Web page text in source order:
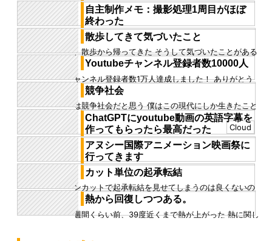
配布してほしいというようなご要望を頂きましたが、
個人的に進めているプロジェクトでもあり、完全公開
するわけにはいかないの...
自主制作メモ：撮影処理1周目がほぼ
終わった
自主制作メモの撮影処理がほぼ、1周終わった つま
り、映像に関するパイプライン構築が完了したという
ことになる ここからは最...
散歩してきて気づいたこと
今、散歩から帰ってきた そうして気づいたことがある
まず、僕の家は結構な田舎にある 20分ほど散歩してき
たが今日は誰とも...
Youtubeチャンネル登録者数10000人
チャンネル登録者数1万人達成しました！ ありがとう
ございます！ 最近はありがたいことに、お仕事をいた
だくようになり、更新...
競争社会
今は競争社会だと思う 僕はこの現代にしか生きたこと
がないが、そう思う 本当は競争社会というのは現代に
限ったことではないの...
ChatGPTにyoutube動画の英語字幕を
作ってもらったら最高だった
今日は線路ジェネレーターの説明動画の英語字幕を作
った 今回のように海外の人が見そうな動画には英語の
字幕を付けているのだが...
Cloud
アヌシー国際アニメーション映画祭に
行ってきます
6月に開催されるアヌシー国際映画祭に行ってくること
にした 僕が関わった作品が上映されるというわけでは
なく、映画祭を見物す...
カット単位の起承転結
ワンカットで起承転結を見せてしまうのは良くないの
では、 振りかぶって、投げる。みたいな、一瞬で終わ
る動作なら良いが、 巨...
熱から回復しつつある。
一週間くらい前、39度近くまで熱が上がった 熱に関し